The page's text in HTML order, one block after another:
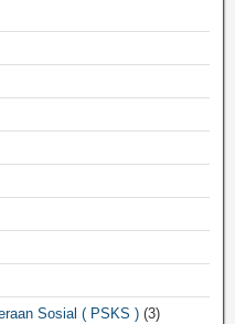
Sosial ( PSKS ) (3)